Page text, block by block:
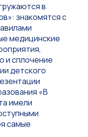
в
знакомятся с
медицинские
и сплочение
детского
«В
имели
самые